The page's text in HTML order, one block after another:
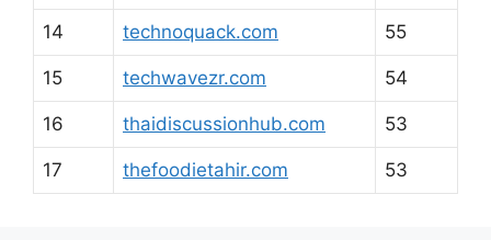
14 technoquack.com 55
15 techwavezr.com 54
16 thaidiscussionhub.com 53
17 thefoodietahir.com 53